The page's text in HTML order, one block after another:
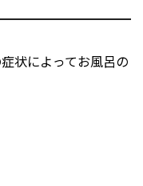
状によってお風呂の